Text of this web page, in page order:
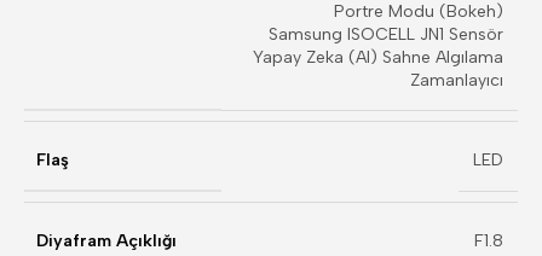
Portre Modu (Bokeh)
Samsung ISOCELL JN1 Sensör
Yapay Zeka (AI) Sahne Algılama
Zamanlayıcı
Flaş LED
Diyafram Açıklığı F1.8